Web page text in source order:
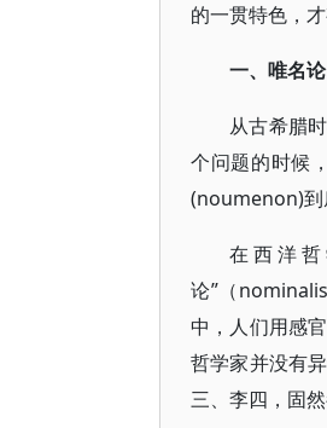
的一贯特色，
一、唯名
从古希腊
个问题的时候
(noumenon)到
在西洋
论”（
中，人们用感
哲学家并没有
三、李四，固